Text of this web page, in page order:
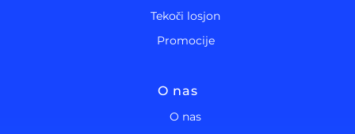
Tekoči losjon
Promocije
O nas
O nas